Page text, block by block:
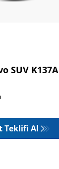
SUV K137A
Teklifi Al